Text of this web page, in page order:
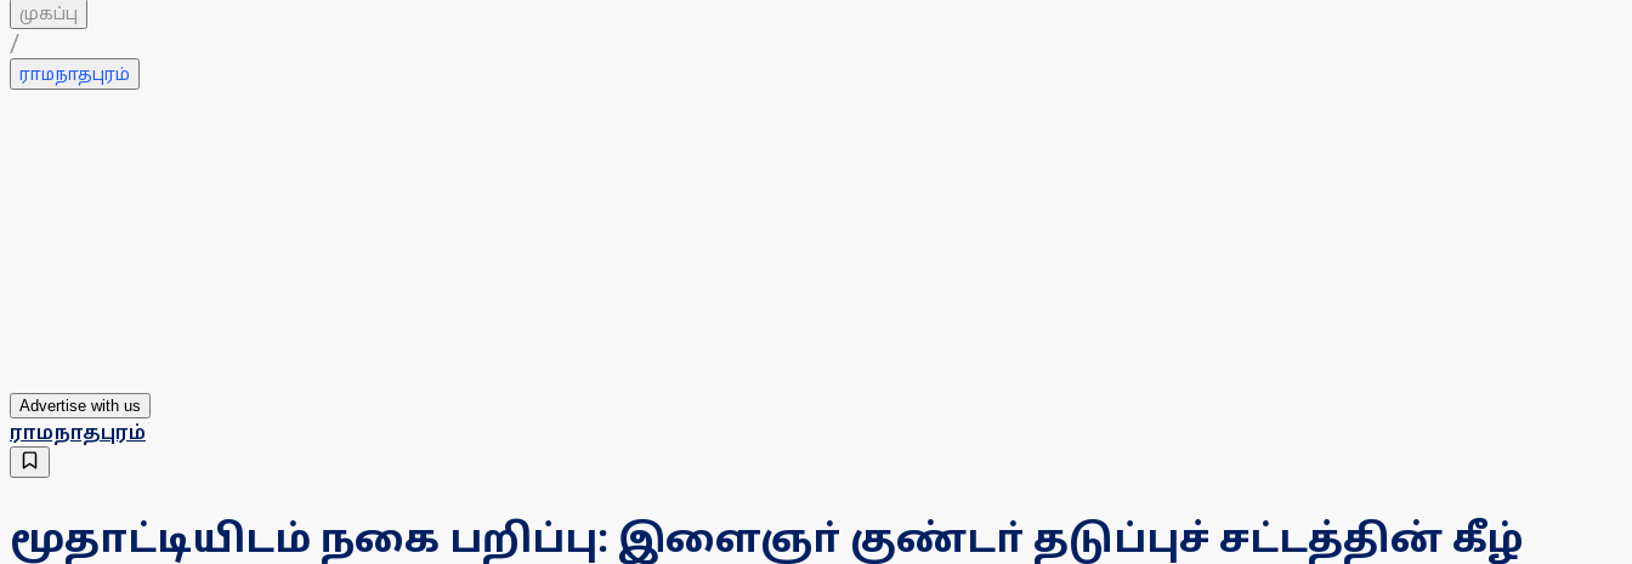
முகப்பு
/
ராமநாதபுரம்
Advertise with us
ராமநாதபுரம்
மூதாட்டியிடம் நகை பறிப்பு: இளைஞா் குண்டா் தடுப்புச் சட்டத்தின் கீழ்